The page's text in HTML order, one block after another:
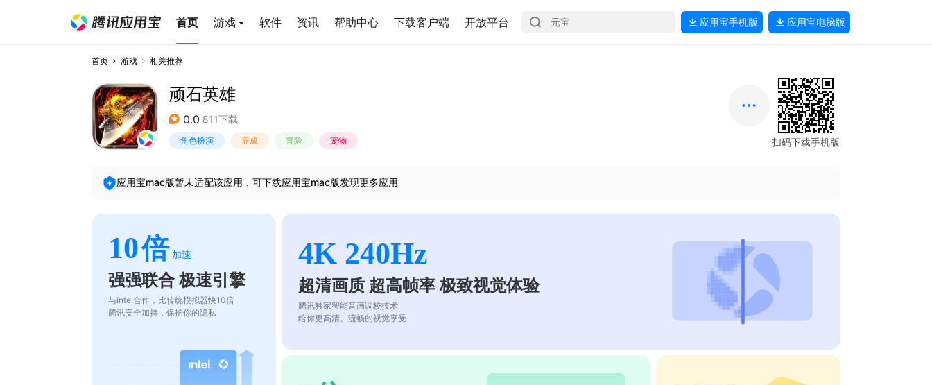
首页 游戏 软件 资讯 帮助中心 下载客户端 开放平台 应用宝手机版 应用宝电脑版
首页 游戏 相关推荐
顽石英雄
0.0 811下载
角色扮演 养成 冒险 宠物 扫码下载手机版
应用宝mac版暂未适配该应用，可下载应用宝mac版发现更多应用
10倍 加速
强强联合 极速引擎
与intel合作，比传统模拟器快10倍
腾讯安全加持，保护你的隐私
4K 240Hz
超清画质 超高帧率 极致视觉体验
腾讯独家智能音画调校技术
给你更高清、流畅的视觉享受